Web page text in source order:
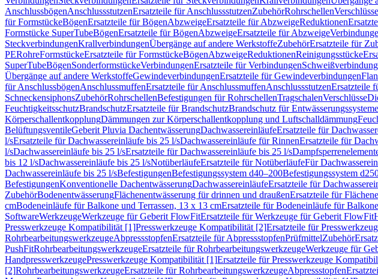
AnschlussbögenAnschlussstutzenErsatzteile für AnschlussstutzenZubehörRohrschellenVerschlüsse
für FormstückeBögenErsatzteile für BögenAbzweigeErsatzteile für AbzweigeReduktionen
Formstücke SuperTubeBögenErsatzteile für BögenAbzweigeErsatzteile für Abzweige
SteckverbindungenKrallverbindungenÜbergänge auf andere WerkstoffeZubehörErsatzteile für
PERohreFormstückeErsatzteile für FormstückeBögenAbzweigeReduktionenReinigungsstücke
SuperTubeBögenSonderformstückeVerbindungenErsatzteile für Verbindungen
Übergänge auf andere WerkstoffeGewindeverbindungenErsatzteile für Gewindeverbindungen
für AnschlussbögenAnschlussmuffenErsatzteile für AnschlussmuffenAnschlussstutzenErsatzteile
SchneckensiphonsZubehörRohrschellenBefestigungen für RohrschellenTragschalenVerschlüsse
FeuchtigkeitsschutzBrandschutzErsatzteile für BrandschutzBrandschutz für Entwässerungssysteme
KörperschallentkopplungDämmungen zur Körperschallentkopplung und Luftschalldämmung
BelüftungsventileGeberit Pluvia DachentwässerungDachwassereinläufeErsatzteile für
l/sErsatzteile für Dachwassereinläufe bis 25 l/sDachwassereinläufe für RinnenErsatzteile für
l/sDachwassereinläufe bis 25 l/sErsatzteile für Dachwassereinläufe bis 25 l/s
bis 12 l/sDachwassereinläufe bis 25 l/sNotüberläufeErsatzteile für NotüberläufeFür
Dachwassereinläufe bis 25 l/sBefestigungenBefestigungssystem d40–200Befestigungssystem
BefestigungenKonventionelle DachentwässerungDachwassereinläufeErsatzteile für
ZubehörBodenentwässerungFlächenentwässerung für drinnen und draußenErsatzteile für
cmBodeneinläufe für Balkone und Terrassen, 13 x 13 cmErsatzteile für Bodeneinläufe für
SoftwareWerkzeugeWerkzeuge für Geberit FlowFitErsatzteile für Werkzeuge für Geberit FlowFit
Presswerkzeuge Kompatibilität [1]Presswerkzeuge Kompatibilität [2]Ersatzteile für
RohrbearbeitungswerkzeugeAbpressstopfenErsatzteile für AbpressstopfenPrüfmittelZubehör
PushFitRohrbearbeitungswerkzeugeErsatzteile für RohrbearbeitungswerkzeugeWerkzeuge für
HandpresswerkzeugePresswerkzeuge Kompatibilität [1]Ersatzteile für Presswerkzeuge
[2]RohrbearbeitungswerkzeugeErsatzteile für RohrbearbeitungswerkzeugeAbpressstopfen